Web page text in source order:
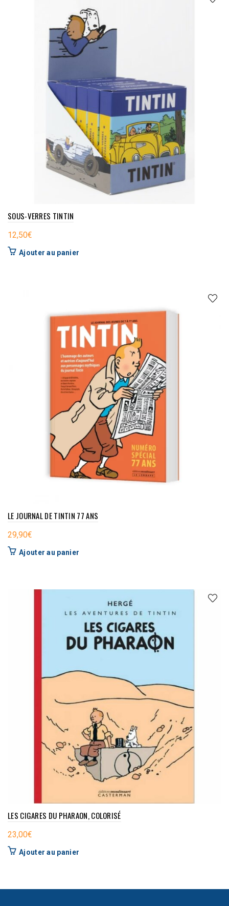
SOUS-VERRES TINTIN
12,50€
Ajouter au panier
LE JOURNAL DE TINTIN 77 ANS
29,90€
Ajouter au panier
LES CIGARES DU PHARAON, COLORISÉ
23,00€
Ajouter au panier